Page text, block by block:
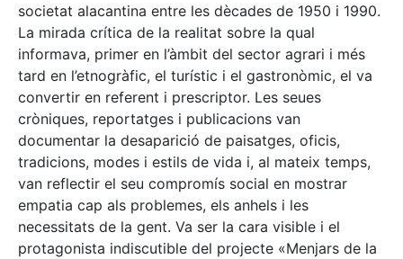
societat alacantina entre les dècades de 1950 i 1990.
La mirada crítica de la realitat sobre la qual
informava, primer en l’àmbit del sector agrari i més
tard en l’etnogràfic, el turístic i el gastronòmic, el va
convertir en referent i prescriptor. Les seues
cròniques, reportatges i publicacions van
documentar la desaparició de paisatges, oficis,
tradicions, modes i estils de vida i, al mateix temps,
van reflectir el seu compromís social en mostrar
empatia cap als problemes, els anhels i les
necessitats de la gent. Va ser la cara visible i el
protagonista indiscutible del projecte «Menjars de la